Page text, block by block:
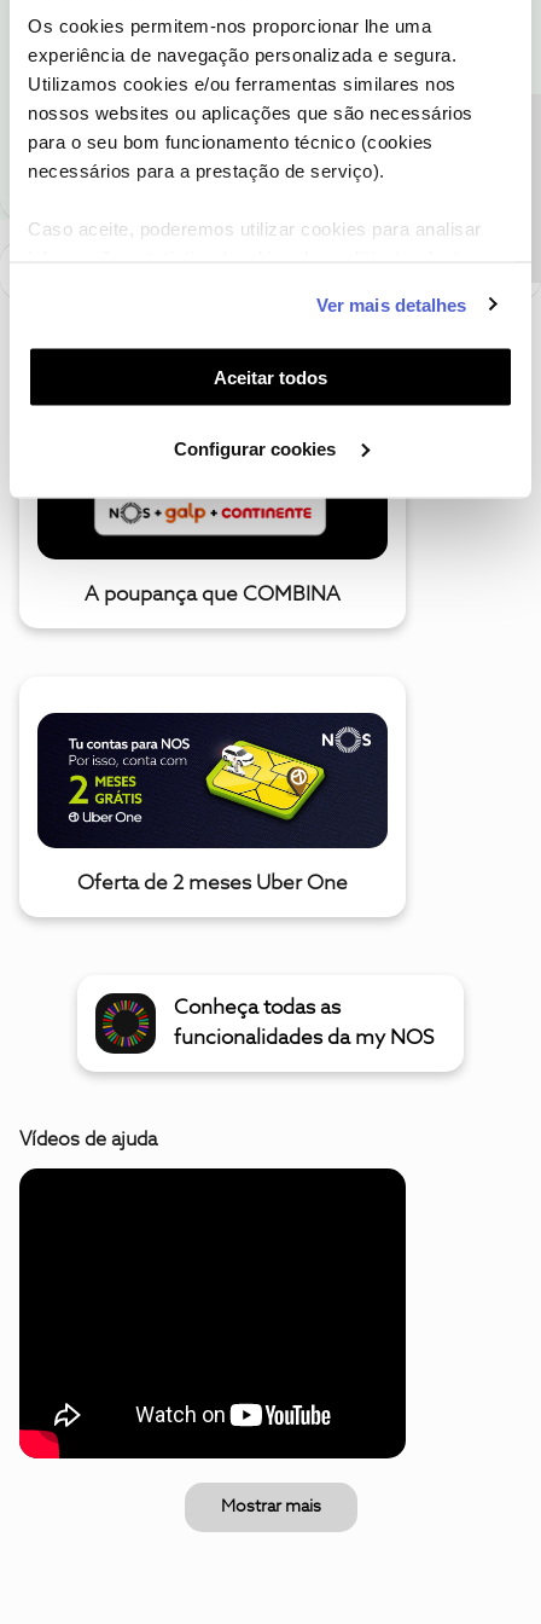
Os cookies permitem-nos proporcionar lhe uma
experiência de navegação personalizada e segura.
Utilizamos cookies e/ou ferramentas similares nos
nossos websites ou aplicações que são necessários
para o seu bom funcionamento técnico (cookies
necessários para a prestação de serviço).
Caso aceite, poderemos utilizar cookies para analisar
funcionalidades (cookies de personalização e
funcionalidade) e adaptar anúncios aos seus interesses
(cookies de publicidade personalizada). Pode gerir a
utilização dos cookies clicando em "Configurar
Ver mais detalhes
Aceitar todos
Configurar cookies
Ajude a comunidade a encontrar informação relevante. Marque
como "Melhor Resposta" e faça "Like" nos melhores comentários.
Siga os perfis da moderação, através da opção "Seguir", para estar
sempre a par das ultimas novidades.
A poupança que COMBINA
Oferta de 2 meses Uber One
Conheça todas as
funcionalidades da my NOS
Vídeos de ajuda
Mostrar mais